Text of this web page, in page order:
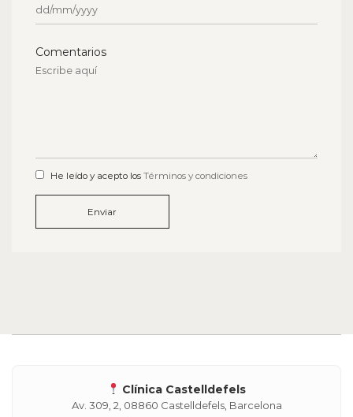
Comentarios
He leído y acepto los Términos y condiciones
Enviar
Clínica Castelldefels
Av. 309, 2, 08860 Castelldefels, Barcelona